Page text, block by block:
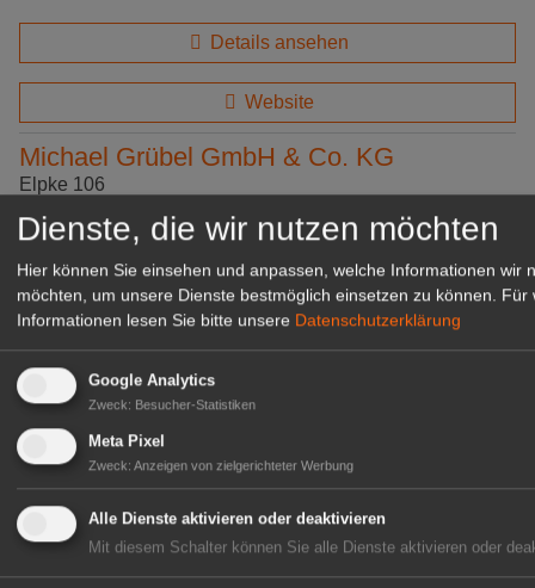
Details ansehen
Website
Michael Grübel GmbH & Co. KG
Elpke 106
33605 Bielefeld
Deutschland
Trocknungsfachbetrieb Michael Grübel GmbH & Co. KG
zählt zum dienstleistenden Handwerk und verfügt über
mehr als 25 Jahre Branchenerfahrung in der
Wasserschadensanierung, Bautrocknung und
Raumentfeuchtung.
Details ansehen
Website
NATURLADEN
Dienste, die wir nutzen möchten
Hier können Sie einsehen und anpassen, welche Informationen wir
möchten, um unsere Dienste bestmöglich einsetzen zu können.
Für
Informationen lesen Sie bitte unsere Datenschutzerklärung
Google Analytics
Zweck: Besucher-Statistiken
Meta Pixel
Zweck: Anzeigen von zielgerichteter Werbung
Alle Dienste aktivieren oder deaktivieren
Mit diesem Schalter können Sie alle Dienste aktivieren oder